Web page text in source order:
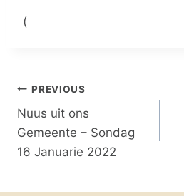
(
Post
navigation
PREVIOUS
Nuus uit ons
Gemeente – Sondag
16 Januarie 2022